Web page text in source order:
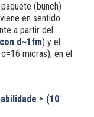
(bunch)
en sentido
a partir del
con d~1fm) y el
σ=16 micras), en el
≈ (10-